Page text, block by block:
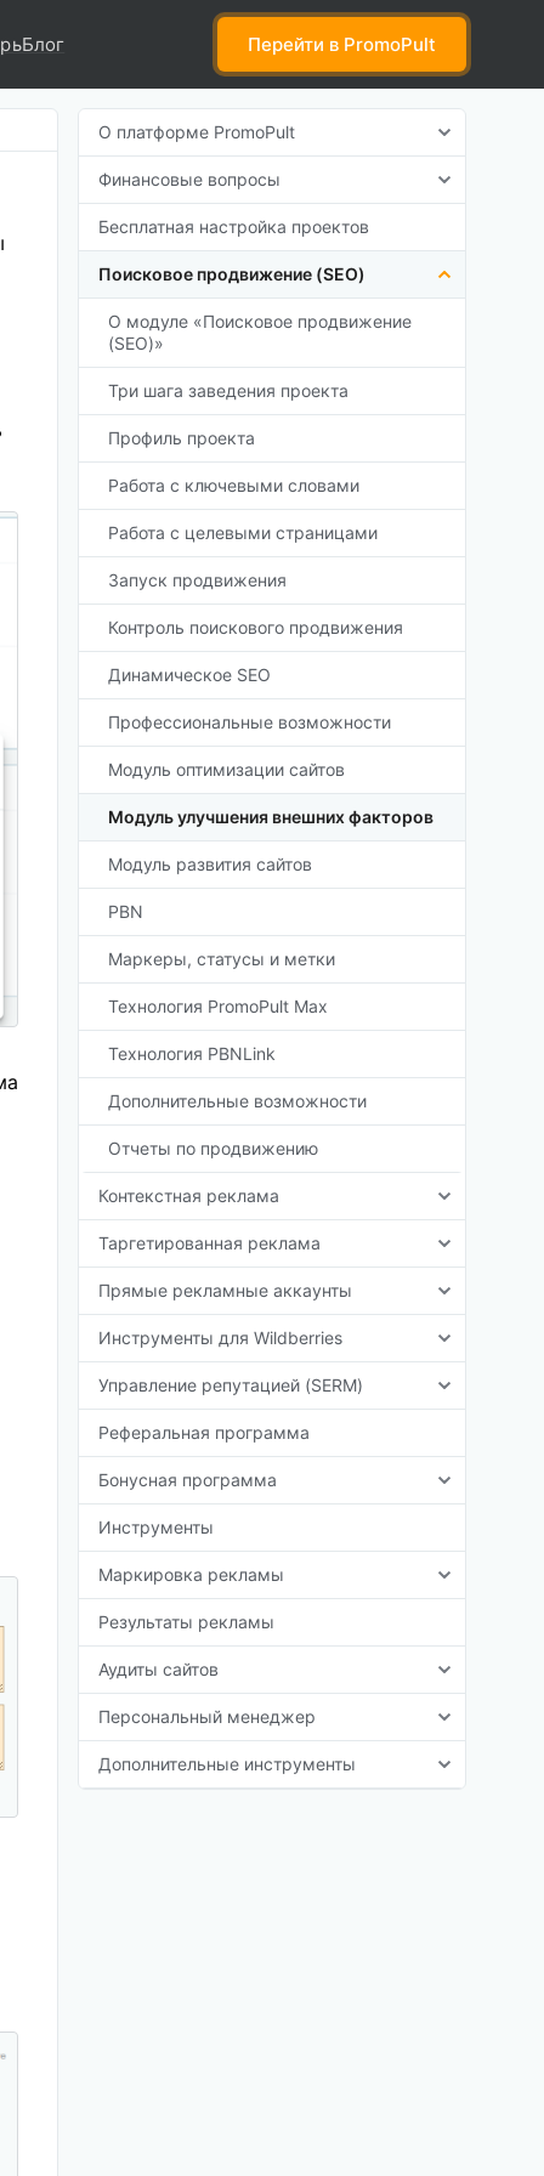
Блог Перейти в PromoPult
О платформе PromoPult
Финансовые вопросы
Бесплатная настройка проектов
Поисковое продвижение (SEO)
О модуле «Поисковое продвижение
(SEO)»
Три шага заведения проекта
Профиль проекта
Работа с ключевыми словами
Работа с целевыми страницами
Запуск продвижения
Контроль поискового продвижения
Динамическое SEO
Профессиональные возможности
Модуль оптимизации сайтов
Модуль улучшения внешних факторов
Модуль развития сайтов
PBN
Маркеры, статусы и метки
Технология PromoPult Max
Технология PBNLink
Дополнительные возможности
Отчеты по продвижению
Контекстная реклама
Таргетированная реклама
Прямые рекламные аккаунты
Инструменты для Wildberries
Управление репутацией (SERM)
Реферальная программа
Бонусная программа
Инструменты
Маркировка рекламы
Результаты рекламы
Аудиты сайтов
Персональный менеджер
Дополнительные инструменты